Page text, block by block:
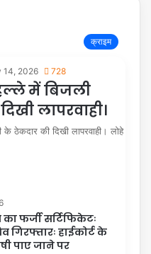
क्राइम
14, 2026 728
में बिजली
लापरवाही।
ठेकदार की दिखी लापरवाही। लोहे
फर्जी सर्टिफिकेटः
गिरफ्तारः हाईकोर्ट के
पाए जाने पर